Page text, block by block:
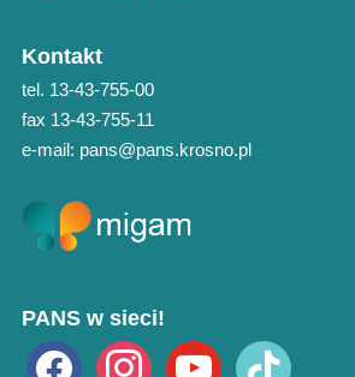
Kontakt
tel. 13-43-755-00
fax 13-43-755-11
e-mail: pans@pans.krosno.pl
PANS w sieci!
facebook instagramyoutube tiktok